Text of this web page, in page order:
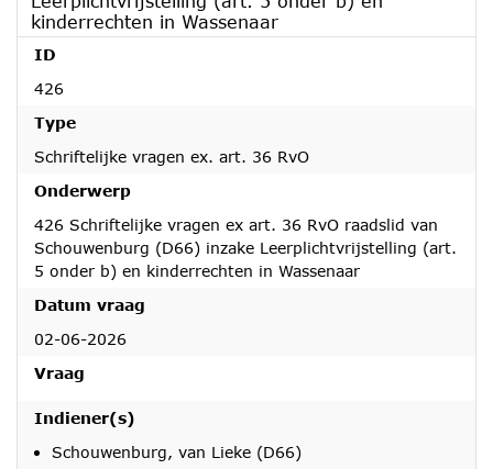
kinderrechten in Wassenaar
ID
426
Type
Schriftelijke vragen ex. art. 36 RvO
Onderwerp
426 Schriftelijke vragen ex art. 36 RvO raadslid van
Schouwenburg (D66) inzake Leerplichtvrijstelling (art.
5 onder b) en kinderrechten in Wassenaar
Datum vraag
02-06-2026
Vraag
Indiener(s)
Schouwenburg, van Lieke (D66)